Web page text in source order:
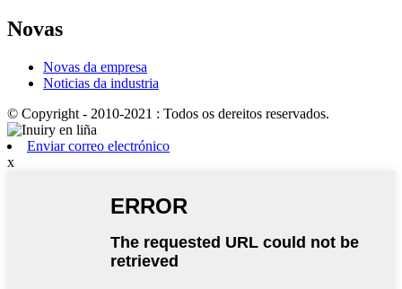
Novas
Novas da empresa
Noticias da industria
© Copyright - 2010-2021 : Todos os dereitos reservados.
Enviar correo electrónico
x